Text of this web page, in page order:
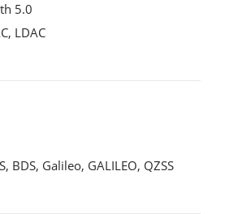
5.0
LDAC
BDS, Galileo, GALILEO, QZSS